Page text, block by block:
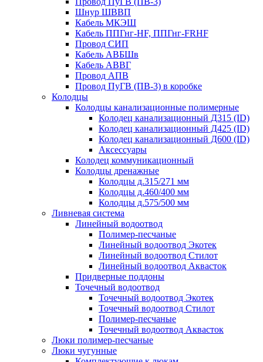
Шнур ШВВП
Кабель МКЭШ
Кабель ППГнг-HF, ППГнг-FRHF
Провод СИП
Кабель АВБШв
Кабель АВВГ
Провод АПВ
Провод ПуГВ (ПВ-3) в коробке
Колодцы
Колодцы канализационные полимерные
Колодец канализационный Д315 (ID)
Колодец канализационный Д425 (ID)
Колодец канализационный Д600 (ID)
Аксессуары
Колодец коммуникационный
Колодцы дренажные
Колодцы д.315/271 мм
Колодцы д.460/400 мм
Колодцы д.575/500 мм
Ливневая система
Линейный водоотвод
Полимер-песчаные
Линейный водоотвод Экотек
Линейный водоотвод Стилот
Линейный водоотвод Аквасток
Придверные поддоны
Точечный водоотвод
Точечный водоотвод Экотек
Точечный водоотвод Стилот
Полимер-песчаные
Точечный водоотвод Аквасток
Люки полимер-песчаные
Люки чугунные